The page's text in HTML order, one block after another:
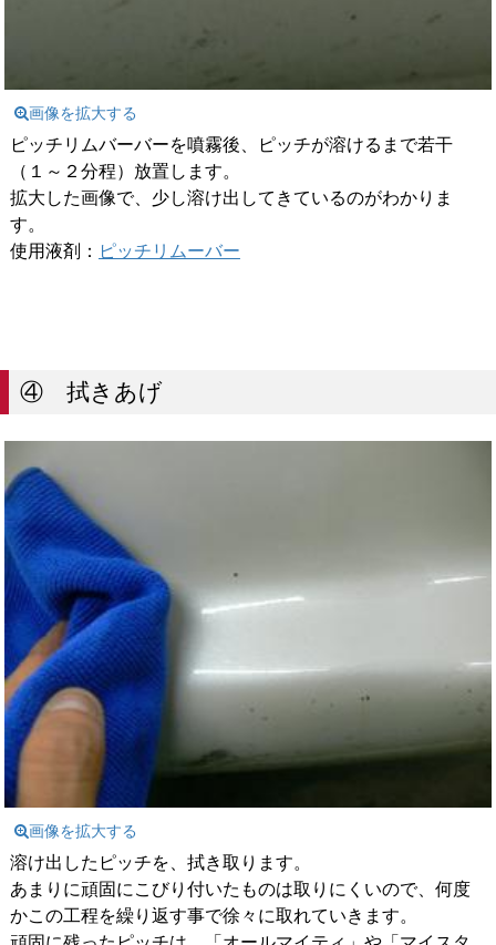
画像を拡大する
ピッチリムバーバーを噴霧後、ピッチが溶けるまで若干
（１～２分程）放置します。
拡大した画像で、少し溶け出してきているのがわかりま
す。
使用液剤： ピッチリムーバー
④ 拭きあげ
画像を拡大する
溶け出したピッチを、拭き取ります。
あまりに頑固にこびり付いたものは取りにくいので、何度
かこの工程を繰り返す事で徐々に取れていきます。